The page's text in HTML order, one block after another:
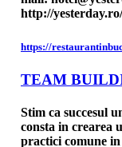
http://yesterday.ro/
https://
TEAM
Stim ca succesul
consta in crearea
practici comune